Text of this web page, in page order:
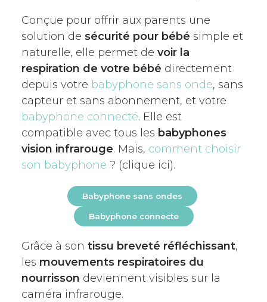
Conçue pour offrir aux parents une
solution de sécurité pour bébé simple et
naturelle, elle permet de voir la
respiration de votre bébé directement
depuis votre babyphone sans onde, sans
capteur et sans abonnement, et votre
babyphone connecté. Elle est
compatible avec tous les babyphones
vision infrarouge. Mais, comment choisir
son babyphone ? (clique ici).
Babyphone sans ondes
Babyphone connecte
Grâce à son tissu breveté réfléchissant,
les mouvements respiratoires du
nourrisson deviennent visibles sur la
caméra infrarouge.